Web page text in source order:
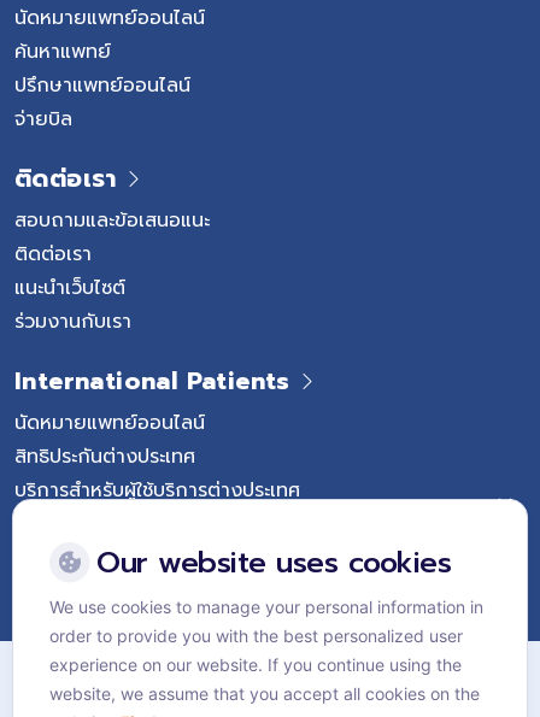
นัดหมายแพทย์ออนไลน์
ค้นหาแพทย์
ปรึกษาแพทย์ออนไลน์
จ่ายบิล
ติดต่อเรา
สอบถามและข้อเสนอแนะ
ติดต่อเรา
แนะนำเว็บไซต์
ร่วมงานกับเรา
International Patients
นัดหมายแพทย์ออนไลน์
สิทธิประกันต่างประเทศ
บริการสำหรับผู้ใช้บริการต่างประเทศ
Follow Vejthani International Hospital
แผนผังเว็บไซต์
นโยบายส่วนบุคคล
Our website uses cookies
We use cookies to manage your personal information in
order to provide you with the best personalized user
experience on our website. If you continue using the
website, we assume that you accept all cookies on the